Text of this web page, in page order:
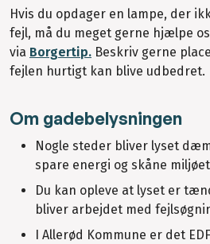
Hvis du opdager en lampe, der
fejl, må du meget gerne hjælpe
via Borgertip. Beskriv gerne
fejlen hurtigt kan blive udbedret.
Om gadebelysningen
Nogle steder bliver lyset
spare energi og skåne miljøet
Du kan opleve at lyset er
bliver arbejdet med
I Allerød Kommune er det